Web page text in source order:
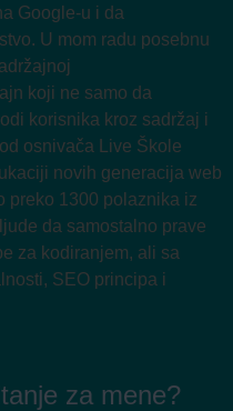
Google-u i da
U mom radu posebnu
koji ne samo da
korisnika kroz sadržaj i
osnivača Live Škole
novih generacija web
preko 1300 polaznika iz
da samostalno prave
za kodiranjem, ali sa
SEO principa i
za mene?